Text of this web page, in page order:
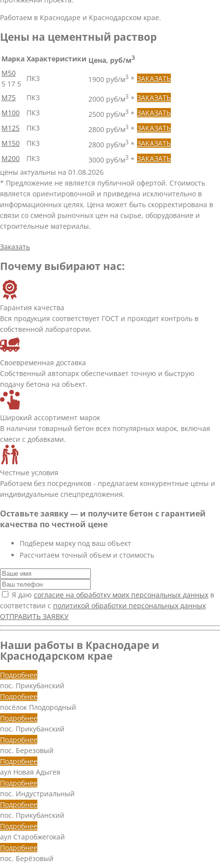
Работаем в Краснодаре и Краснодарском крае.
Цены на цементный раствор
Марка Характеристики Цена, руб/м3
М50
5 17 5
ПК3 1900 руб/м3 * ЗАКАЗАТЬ
М75 ПК3 2000 руб/м3 * ЗАКАЗАТЬ
М100
ПК3 2500 руб/м3 * ЗАКАЗАТЬ
М125
ПК3 2800 руб/м3 * ЗАКАЗАТЬ
М150
ПК3 2800 руб/м3 * ЗАКАЗАТЬ
М200
ПК3 3000 руб/м3 * ЗАКАЗАТЬ
цены актуальны на 01.08.2026
* Предложение не является публичной офертой. Стоимость
является ориентировочной и приведена исключительно в
информационных целях. Цена может быть скорректирована в
связи со сменой рыночных цен на сырье, оборудование и
строительные материалы.
Заказать
Почему выбирают нас:
Гарантия качества
Вся продукция соответствует ГОСТ и проходит контроль в
собственной лаборатории.
Своевременная доставка
Собственный автопарк обеспечивает точную и быструю
подачу бетона на объект.
Широкий ассортимент марок
В наличии товарный бетон всех популярных марок, включая
смеси с добавками.
Честные условия
Работаем без посредников - предлагаем конкурентные цены и
индивидуальные спецпредложения.
Оставьте заявку — и получите бетон с гарантией
качества по честной цене
Подберем марку под ваш объект
Рассчитаем точный объем и стоимость
Я даю согласие на обработку моих персональных данных в
соответствии с политикой обработки персональных данных
ОТПРАВИТЬ ЗАЯВКУ
Наши работы в Краснодаре и
Краснодарском крае
Подробнее
пос. Прикубанский
Подробнее
посёлок Плодородный
Подробнее
пос. Прикубанский
Подробнее
пос. Березовый
Подробнее
аул Новая Адыгея
Подробнее
пос. Индустриальный
Подробнее
пос. Прикубанский
Подробнее
аул Старобжегокай
Подробнее
пос. Берёзовый